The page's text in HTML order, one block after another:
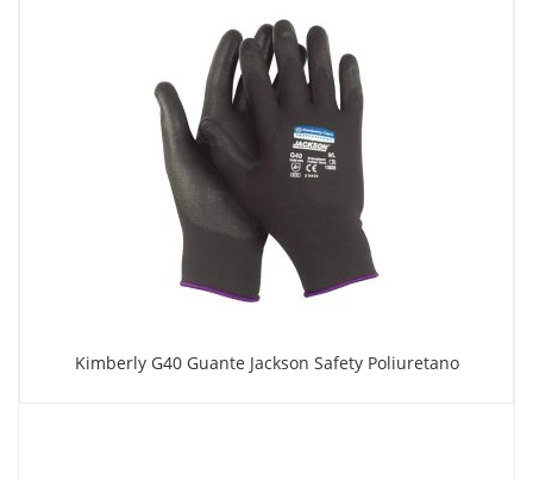
Kimberly G40 Guante Jackson Safety Poliuretano